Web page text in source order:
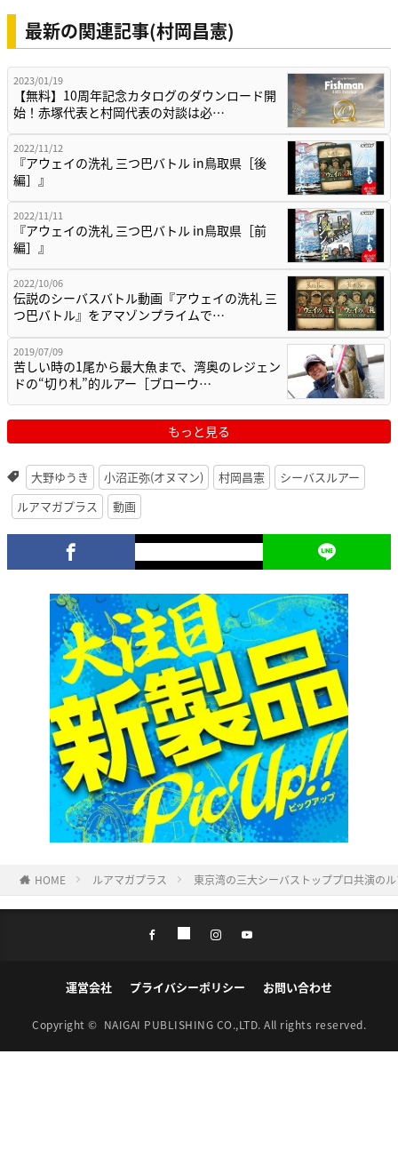
最新の関連記事(村岡昌憲)
2023/01/19
【無料】10周年記念カタログのダウンロード開
始！赤塚代表と村岡代表の対談は必…
2022/11/12
『アウェイの洗礼 三つ巴バトル in鳥取県［後
編］』
2022/11/11
『アウェイの洗礼 三つ巴バトル in鳥取県［前
編］』
2022/10/06
伝説のシーバスバトル動画『アウェイの洗礼 三
つ巴バトル』をアマゾンプライムで…
2019/07/09
苦しい時の1尾から最大魚まで、湾奥のレジェン
ドの“切り札”的ルアー［ブローウ…
もっと見る
大野ゆうき 小沼正弥(オヌマン) 村岡昌憲
シーバスルアー
ルアマガプラス
動画
HOME ルアマガプラス 東京湾の三大シーバストッププロ共演の
運営会社 プライバシーポリシー お問い合わせ
Copyright © NAIGAI PUBLISHING CO.,LTD. All rights reserved.